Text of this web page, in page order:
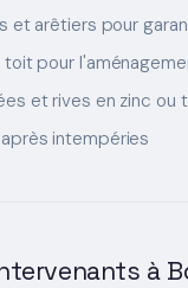
et arêtiers pour
pour
et rives en zinc ou
intempéries
à